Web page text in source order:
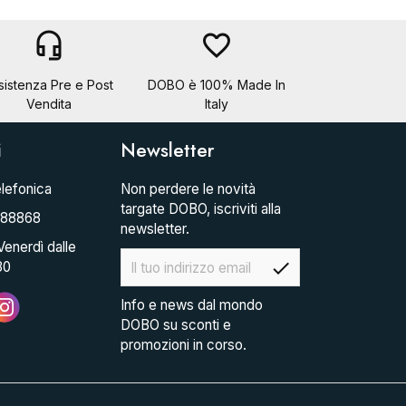
headset_mic
Pre e Post
Vendita
favorite_border
DOBO è 100% Made In
Italy
dalle
Newsletter
Non perdere le novità
targate DOBO, iscriviti alla
newsletter.
check
Info e news dal mondo
DOBO su sconti e
promozioni in corso.